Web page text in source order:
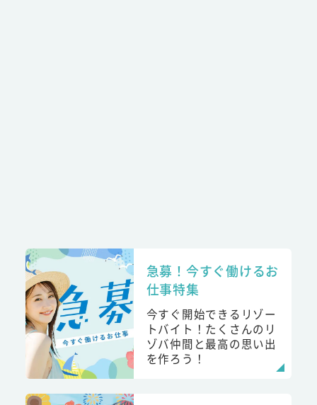
急募！今すぐ働けるお
仕事特集
今すぐ開始できるリゾー
トバイト！たくさんのリ
ゾバ仲間と最高の思い出
を作ろう！